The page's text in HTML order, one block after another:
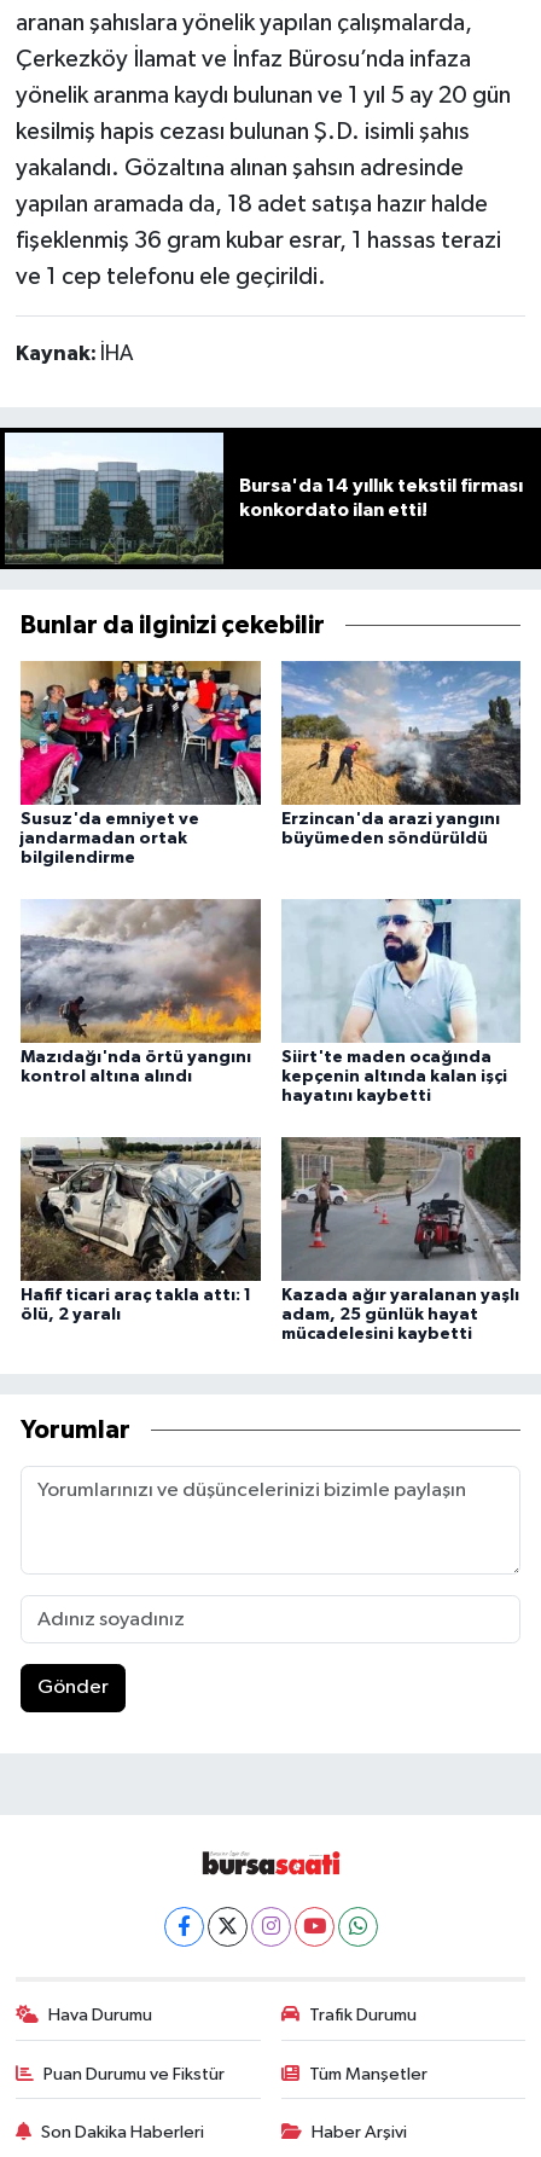
aranan şahıslara yönelik yapılan çalışmalarda,
Çerkezköy İlamat ve İnfaz Bürosu’nda infaza
yönelik aranma kaydı bulunan ve 1 yıl 5 ay 20 gün
kesilmiş hapis cezası bulunan Ş.D. isimli şahıs
yakalandı. Gözaltına alınan şahsın adresinde
yapılan aramada da, 18 adet satışa hazır halde
fişeklenmiş 36 gram kubar esrar, 1 hassas terazi
ve 1 cep telefonu ele geçirildi.
Kaynak: İHA
Bursa'da 14 yıllık tekstil firması
konkordato ilan etti!
Bunlar da ilginizi çekebilir
Susuz'da emniyet ve
jandarmadan ortak
bilgilendirme
Erzincan'da arazi yangını
büyümeden söndürüldü
Mazıdağı'nda örtü yangını
kontrol altına alındı
Siirt'te maden ocağında
kepçenin altında kalan işçi
hayatını kaybetti
Hafif ticari araç takla attı: 1
ölü, 2 yaralı
Kazada ağır yaralanan yaşlı
adam, 25 günlük hayat
mücadelesini kaybetti
Yorumlar
Gönder
Hava Durumu Trafik Durumu
Puan Durumu ve Fikstür Tüm Manşetler
Son Dakika Haberleri Haber Arşivi